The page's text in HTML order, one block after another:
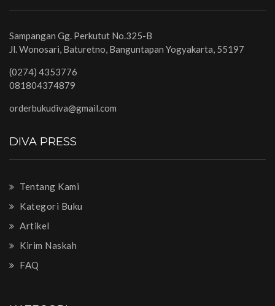
Sampangan Gg. Perkutut No.325-B
Jl. Wonosari, Baturetno, Banguntapan Yogyakarta, 55197
(0274) 4353776
081804374879
orderbukudiva@gmail.com
DIVA PRESS
Tentang Kami
Kategori Buku
Artikel
Kirim Naskah
FAQ